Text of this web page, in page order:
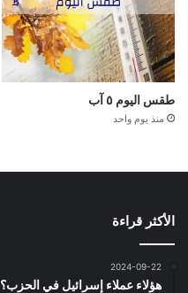
طقس اليوم ٥ آب
منذ يوم واحد
الأكثر قراءة
2024-09-22
هؤلاء عملاء إسرائيل في الحزب؟